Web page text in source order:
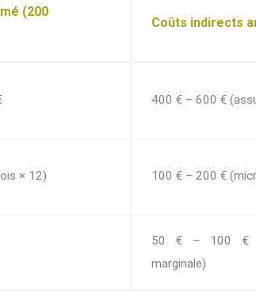
(200
Coûts indirects
400 € – 600 €
× 12) 100 € – 200 €
50 € – 100 €
marginale)